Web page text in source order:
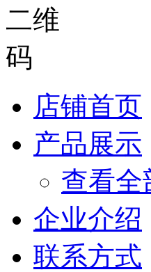
店铺首页
产品展示
查看全
企业介绍
联系方式